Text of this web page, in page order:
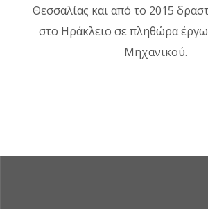
Θεσσαλίας και από το 2015
στο Ηράκλειο σε πληθώρα
Μηχανικού.